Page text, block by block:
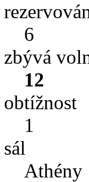
6
zbývá
12
obtížnost
1
sál
Athény